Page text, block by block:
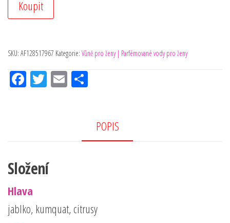
Koupit
SKU: AF128517967 Kategorie: Vůně pro ženy | Parfémované vody pro ženy
Fac Tw Em
POPIS
Složení
Hlava
jablko, kumquat, citrusy